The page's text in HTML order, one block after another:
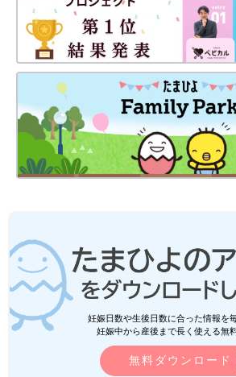
出典：Instagramアカウント「qyun._katm0.00」
こちらは、qyun._katm0.00さんがおすす
と！
ユニクロ「大人カジ
「重ね着スタイルに
レル店員ライターお
ロンTが活躍する季節が
かい日は一枚で着て、肌
しても◎。形やシルエッ
富に展開されており、何
妊娠日数や生後日数に合った情報を
妊娠中から産後まで長く使える無
無料ダウンロード